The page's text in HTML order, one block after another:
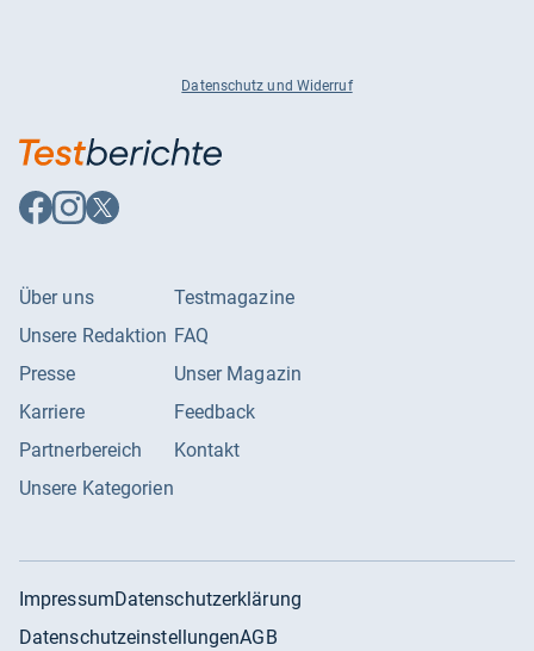
Datenschutz und Widerruf
Auf
Facebook
Auf
Instagram
Auf
X
Über uns
Unsere Redaktion
Presse
Karriere
Partnerbereich
Unsere Kategorien
Testmagazine
FAQ
Unser Magazin
Feedback
Kontakt
ImpressumDatenschutzerklärung
DatenschutzeinstellungenAGB